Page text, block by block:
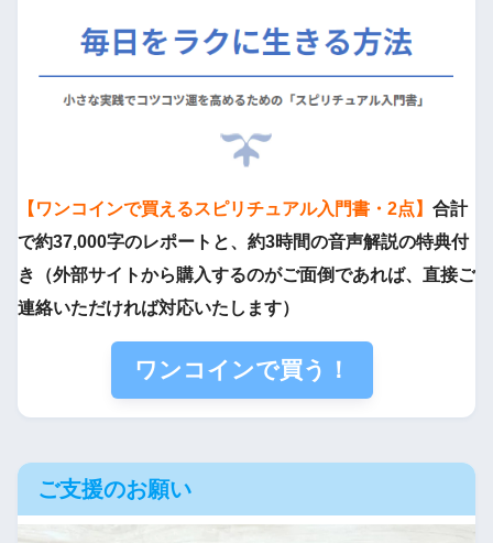
【ワンコインで買えるスピリチュアル入門書・2点】 合計
で約37,000字のレポートと、約3時間の音声解説の特典付
き（外部サイトから購入するのがご面倒であれば、直接ご
連絡いただければ対応いたします）
ワンコインで買う！
ご支援のお願い